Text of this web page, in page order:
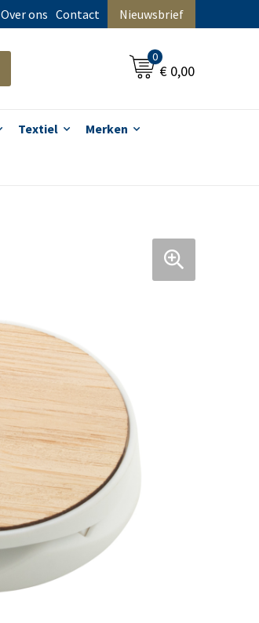
Over ons Contact Nieuwsbrief
0
€ 0,00
Textiel Merken